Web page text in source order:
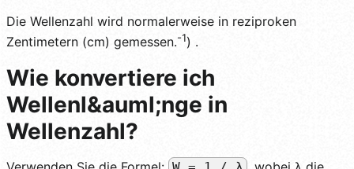
Die Wellenzahl wird normalerweise in reziproken
Zentimetern (cm) gemessen.-1) .
Wie konvertiere ich
Wellenl&auml;nge in
Wellenzahl?